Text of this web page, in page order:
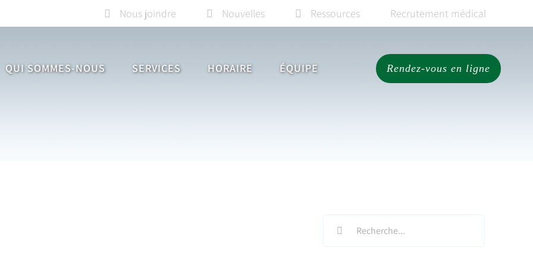
Nous joindre Nouvelles Ressources Recrutement médical
QUI SOMMES-NOUS SERVICES HORAIRE ÉQUIPE Rendez-vous en ligne
Search
for: